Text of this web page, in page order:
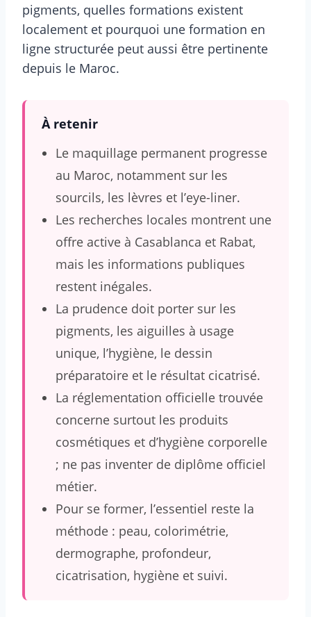
pigments, quelles formations existent
localement et pourquoi une formation en
ligne structurée peut aussi être pertinente
depuis le Maroc.
À retenir
Le maquillage permanent progresse
au Maroc, notamment sur les
sourcils, les lèvres et l’eye-liner.
Les recherches locales montrent une
offre active à Casablanca et Rabat,
mais les informations publiques
restent inégales.
La prudence doit porter sur les
pigments, les aiguilles à usage
unique, l’hygiène, le dessin
préparatoire et le résultat cicatrisé.
La réglementation officielle trouvée
concerne surtout les produits
cosmétiques et d’hygiène corporelle
; ne pas inventer de diplôme officiel
métier.
Pour se former, l’essentiel reste la
méthode : peau, colorimétrie,
dermographe, profondeur,
cicatrisation, hygiène et suivi.